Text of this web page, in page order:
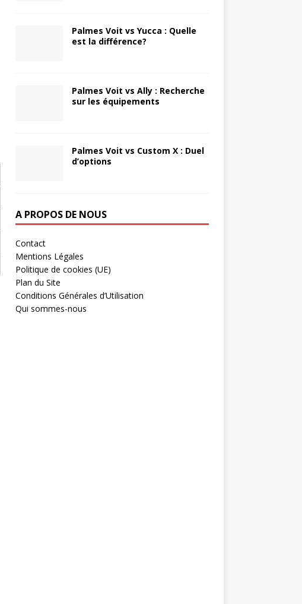
Palmes Voit vs Yucca : Quelle
est la différence?
Palmes Voit vs Ally : Recherche
sur les équipements
Palmes Voit vs Custom X : Duel
d’options
A PROPOS DE NOUS
Contact
Mentions Légales
Politique de cookies (UE)
Plan du Site
Conditions Générales d’Utilisation
Qui sommes-nous